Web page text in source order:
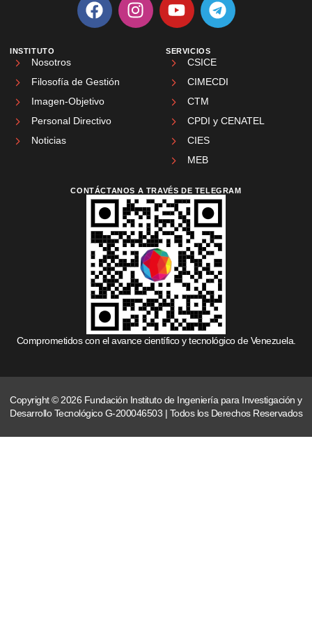
INSTITUTO
Nosotros
Filosofía de Gestión
Imagen-Objetivo
Personal Directivo
Noticias
SERVICIOS
CSICE
CIMECDI
CTM
CPDI y CENATEL
CIES
MEB
CONTÁCTANOS A TRAVÉS DE TELEGRAM
Comprometidos con el avance científico y tecnológico de Venezuela.
Copyright © 2026 Fundación Instituto de Ingeniería para Investigación y
Desarrollo Tecnológico G-200046503 | Todos los Derechos Reservados